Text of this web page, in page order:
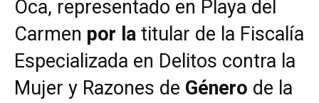
Oca, representado en Playa del
Carmen por la titular de la Fiscalía
Especializada en Delitos contra la
Mujer y Razones de Género de la